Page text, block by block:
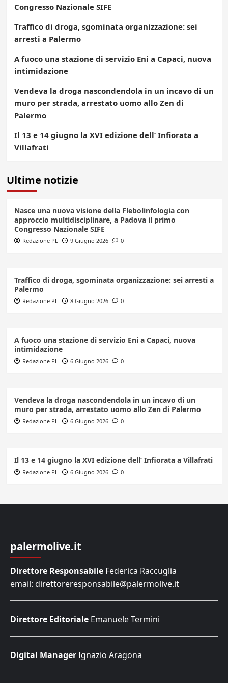
Congresso Nazionale SIFE
Traffico di droga, sgominata organizzazione: sei
arresti a Palermo
A fuoco una stazione di servizio Eni a Capaci, nuova
intimidazione
Vendeva la droga nascondendola in un incavo di un
muro per strada, arrestato uomo allo Zen di
Palermo
Il 13 e 14 giugno la XVI edizione dell’ Infiorata a
Villafrati
Ultime notizie
Nasce una nuova visione della Flebolinfologia con
approccio multidisciplinare, a Padova il primo
Congresso Nazionale SIFE
Redazione PL 9 Giugno 2026 0
Traffico di droga, sgominata organizzazione: sei arresti a
Palermo
Redazione PL 8 Giugno 2026 0
A fuoco una stazione di servizio Eni a Capaci, nuova
intimidazione
Redazione PL 6 Giugno 2026 0
Vendeva la droga nascondendola in un incavo di un
muro per strada, arrestato uomo allo Zen di Palermo
Redazione PL 6 Giugno 2026 0
Il 13 e 14 giugno la XVI edizione dell’ Infiorata a Villafrati
Redazione PL 6 Giugno 2026 0
palermolive.it
Direttore Responsabile Federica Raccuglia
email: direttoreresponsabile@palermolive.it
Direttore Editoriale Emanuele Termini
Digital ManagerIgnazio Aragona